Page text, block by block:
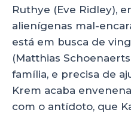
Ruthye (Eve Ridley),
alienígenas mal-
está em busca de
(Matthias
família, e precisa de
Krem acaba
com o antídoto, que